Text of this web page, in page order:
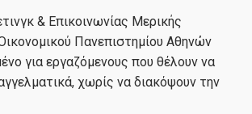
Υποψήφιοι
Σε ποιούς απευθύνεται
& Επικοινωνίας Μερικής
Πανεπιστημίου Αθηνών
για εργαζόμενους που θέλουν να
χωρίς να διακόψουν την